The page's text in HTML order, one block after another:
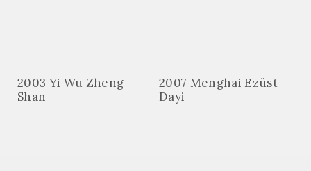
2003 Yi Wu Zheng
Shan
2007 Menghai Ezüst
Dayi